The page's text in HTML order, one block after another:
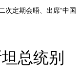
次定期会晤、出席“中国
总统别